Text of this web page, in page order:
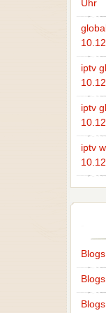
Uhr
iptv
iptv
iptv